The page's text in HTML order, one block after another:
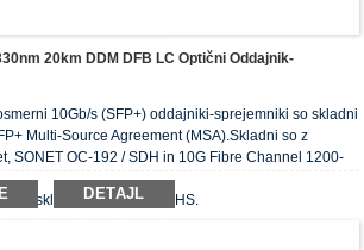
20km DDM DFB LC Optični Oddajnik-
10Gb/s (SFP+) oddajniki-sprejemniki so skladni
Multi-Source Agreement (MSA).Skladni so z
SONET OC-192 / SDH in 10G Fibre Channel 1200-
je skladen z zahtevo RoHS.
DETAJL